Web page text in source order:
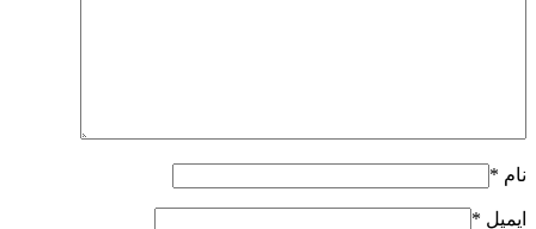
نام*
ایمیل *